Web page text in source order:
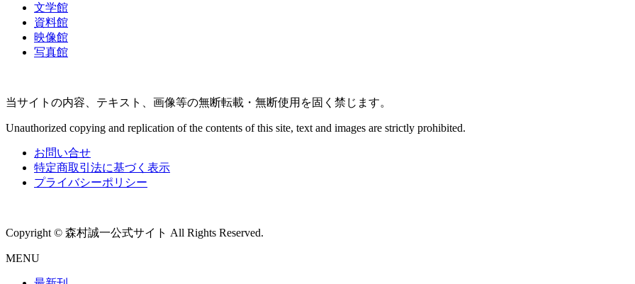
文学館
資料館
映像館
写真館
当サイトの内容、テキスト、画像等の無断転載・無断使用を固く禁じます。
Unauthorized copying and replication of the contents of this site, text and images are strictly prohibited.
お問い合せ
特定商取引法に基づく表示
プライバシーポリシー
Copyright © 森村誠一公式サイト All Rights Reserved.
MENU